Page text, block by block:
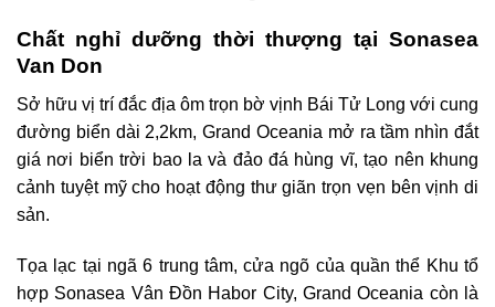
Chất nghỉ dưỡng thời thượng tại Sonasea
Van Don
Sở hữu vị trí đắc địa ôm trọn bờ vịnh Bái Tử Long với cung
đường biển dài 2,2km, Grand Oceania mở ra tầm nhìn đắt
giá nơi biển trời bao la và đảo đá hùng vĩ, tạo nên khung
cảnh tuyệt mỹ cho hoạt động thư giãn trọn vẹn bên vịnh di
sản.
Tọa lạc tại ngã 6 trung tâm, cửa ngõ của quần thể Khu tổ
hợp Sonasea Vân Đồn Habor City, Grand Oceania còn là